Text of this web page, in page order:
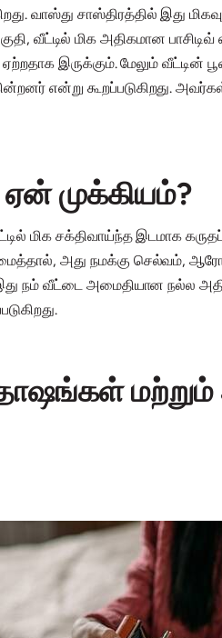
வாஸ்து சாஸ்திரத்தில் இது
வீட்டில் மிக அதிகமான
இருக்கும். மேலும் வீட்டின்
என்று
முக்கியம்?
மிக சக்திவாய்ந்த இடமாக
அது நமக்கு செல்வம்,
நம் வீட்டை அமைதியான நல்ல